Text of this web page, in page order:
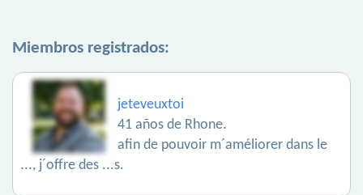
Miembros registrados:
jeteveuxtoi
41 años de Rhone.
afin de pouvoir m´améliorer dans le
..., j´offre des ...s.